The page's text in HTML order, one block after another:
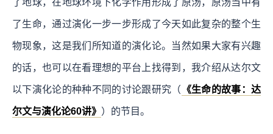
了地球，在地球环境下化学作用形成了原汤，原汤当中有
了生命，通过演化一步一步形成了今天如此复杂的整个生
物现象，这是我们所知道的演化论。当然如果大家有兴趣
的话，也可以在看理想的平台上找得到，我介绍从达尔文
以下演化论的种种不同的讨论跟研究（ 《生命的故事：达
尔文与演化论60讲》 ）的节目。